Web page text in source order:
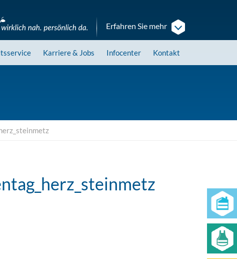
Erfahren Sie mehr
Karriere& Jobs Infocenter Kontakt